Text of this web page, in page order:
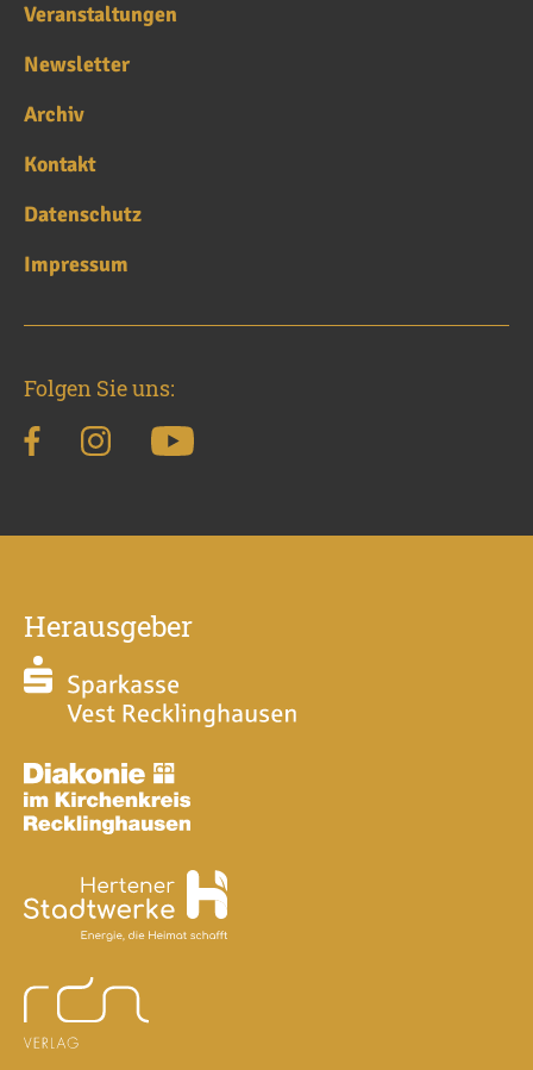
Veranstaltungen
Newsletter
Archiv
Kontakt
Datenschutz
Impressum
Folgen Sie uns:
Herausgeber